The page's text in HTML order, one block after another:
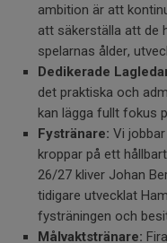
ambition är att
att säkerställa att de
spelarnas ålder,
Dedikerade
det praktiska och
kan lägga fullt fokus
Fystränare: Vi
kroppar på ett
26/27 kliver Johan
tidigare utvecklat
fysträningen och
Målvaktstränare: